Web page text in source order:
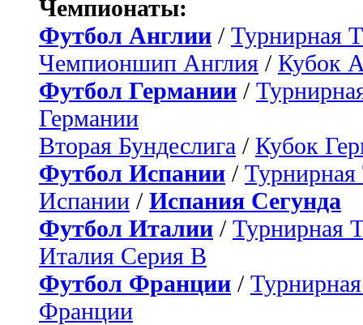
Чемпионаты:
Футбол Англии / Турнирная
Чемпионшип Англия / Кубок
Футбол Германии /
Германии
Вторая Бундеслига / Кубок
Футбол Испании / Турнирная
Испании / Испания Сегунда
Футбол Италии / Турнирная
Италия Серия B
Футбол Франции /
Франции